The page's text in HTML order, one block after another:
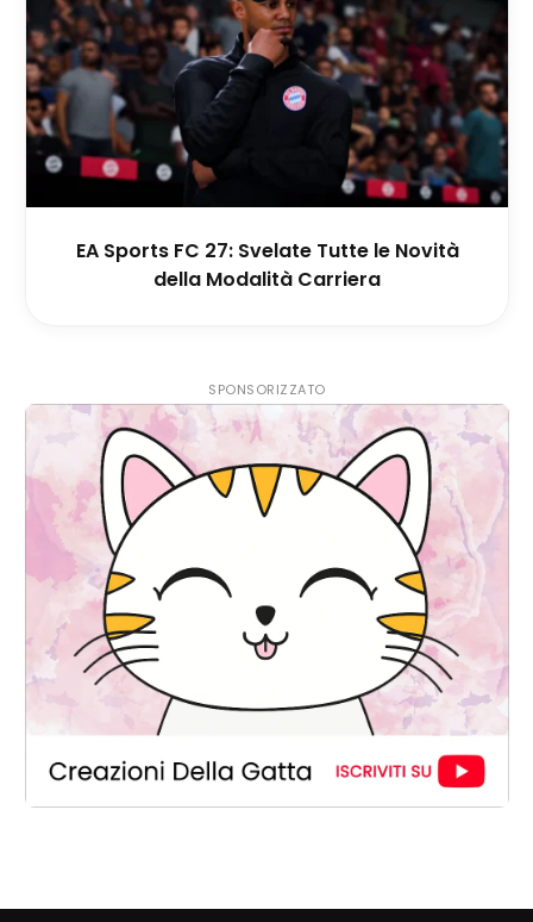
EA Sports FC 27: Svelate Tutte le Novità
della Modalità Carriera
SPONSORIZZATO